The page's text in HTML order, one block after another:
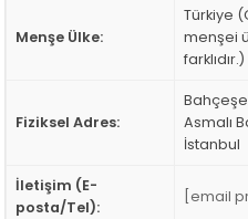
Menşe Ülke:
Türkiye
menşei
farklıdır.)
Fiziksel Adres:
Asmalı
İstanbul
İletişim (E-
posta/Tel):
[email